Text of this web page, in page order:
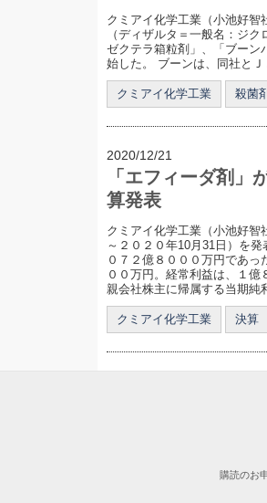
クミアイ化学工業（小池好智
（ディザルタ＝一般名：ジ
ゼクテラ箱粒剤」、「ブーン
始した。 ブーンは、同社とＪ
クミアイ化学工業 殺菌
2020/12/21
「エフィーダ剤
算発表
クミアイ化学工業（小池好智
～２０２０年10月31日）を
０７２億８０００万円であ
００万円。経常利益は、１億
親会社株主に帰属する当期純
クミアイ化学工業 決算
購読のお